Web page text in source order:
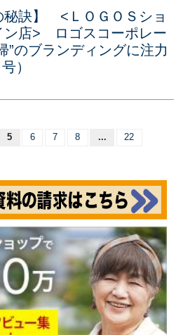
秘訣】 <ＬＯＧＯＳショ
ン店> ロゴスコーポレー
”のブランディングに注力
）
5 6 7 8 ...
22